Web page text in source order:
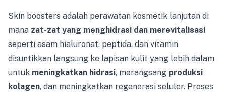
Skin boosters adalah perawatan kosmetik lanjutan di
mana zat-zat yang menghidrasi dan merevitalisasi
seperti asam hialuronat, peptida, dan vitamin
disuntikkan langsung ke lapisan kulit yang lebih dalam
untuk meningkatkan hidrasi, merangsang produksi
kolagen, dan meningkatkan regenerasi seluler. Proses